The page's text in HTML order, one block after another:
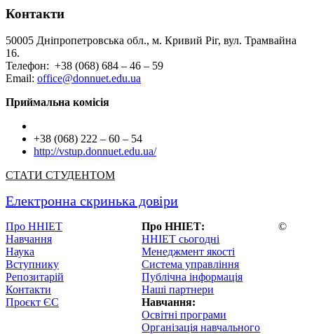
Контакти
50005 Дніпропетровська обл., м. Кривий Ріг, вул. Трамвайна
16.
Телефон: +38 (068) 684 – 46 – 59
Email: office@donnuet.edu.ua
Приймальна комісія
+38 (068) 222 – 60 – 54
http://vstup.donnuet.edu.ua/
СТАТИ СТУДЕНТОМ
Електронна скринька довіри
Про ННІЕТ
Навчання
Наука
Вступнику
Репозитарій
Контакти
Проєкт ЄС
Про ННІЕТ:
ННІЕТ сьогодні
Менеджмент якості
Система управління
Публічна інформація
Наші партнери
Навчання:
Освітні програми
Організація навчального
©